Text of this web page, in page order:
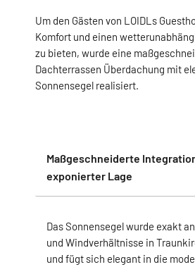
Um den Gästen von LOIDLs
Komfort und einen
zu bieten, wurde eine
Dachterrassen Überdachung mit
Sonnensegel realisiert.
Maßgeschneiderte
exponierter Lage
Das Sonnensegel wurde exakt
und Windverhältnisse in
und fügt sich elegant in die